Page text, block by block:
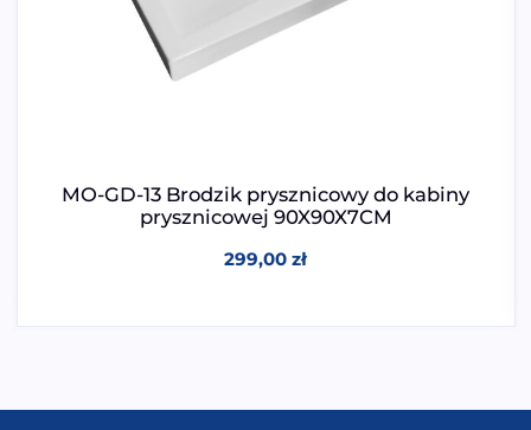
MO-GD-13 Brodzik prysznicowy do kabiny
prysznicowej 90X90X7CM
299,00zł